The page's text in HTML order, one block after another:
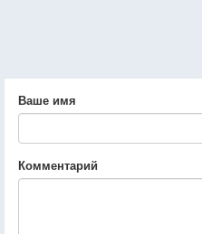
Ваше имя
Комментарий